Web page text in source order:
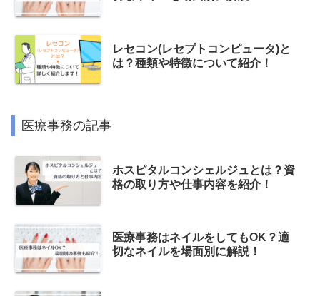
レセコン(レセプトコンピュータ)と
は？種類や特徴について紹介！
医療事務の記事
ホスピタルコンシェルジュとは？資
格の取り方や仕事内容を紹介！
医療事務はネイルをしてもOK？適
切なネイルを場面別に解説！